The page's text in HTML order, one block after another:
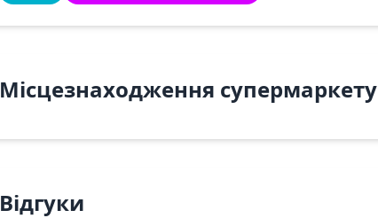
Місцезнаходження супермаркету
Відгуки